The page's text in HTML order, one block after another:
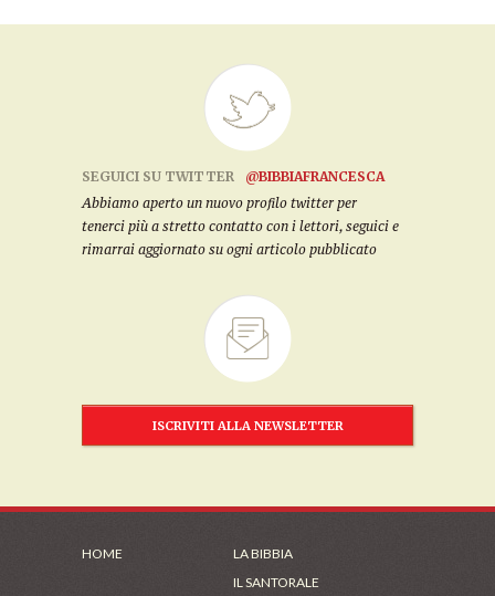
SEGUICI SU TWITTER
@BIBBIAFRANCESCA
Abbiamo aperto un nuovo profilo twitter per
tenerci più a stretto contatto con i lettori, seguici e
rimarrai aggiornato su ogni articolo pubblicato
ISCRIVITI ALLA NEWSLETTER
HOME
LA BIBBIA
IL SANTORALE